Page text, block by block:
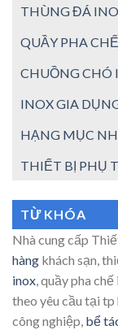
THÙNG ĐÁ
QUẦY PHA
CHUỒNG CHÓ
INOX GIA
HẠNG MỤC
THIẾT BỊ PHỤ
TỪ KHÓA
Nhà cung cấp
hàng khách sạn,
inox , quầy pha chế
theo yêu cầu tại
công nghiệp, bể